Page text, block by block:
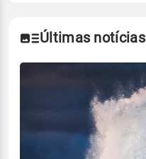
Últimas notícias